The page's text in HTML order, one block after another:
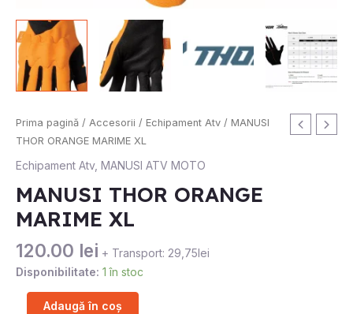
Prima pagină / Accesorii / Echipament Atv / MANUSI
THOR ORANGE MARIME XL
Echipament Atv, MANUSI ATV MOTO
MANUSI THOR ORANGE
MARIME XL
120.00 lei + Transport: 29,75lei
Disponibilitate: 1 în stoc
Cantitate
MANUSI
THOR
ORANGE
MARIME
XL
Adaugă în coș